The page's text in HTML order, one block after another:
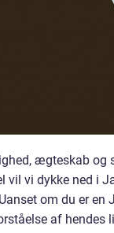
ægteskab
vil vi dykke ned i
om du er en
af hendes